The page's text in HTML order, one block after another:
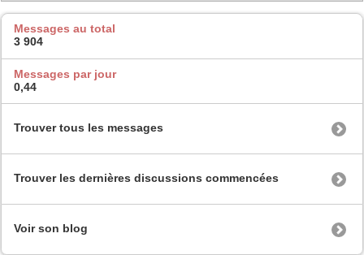
Messages au total
3 904
Messages par jour
0,44
Trouver tous les messages
Trouver les dernières discussions commencées
Voir son blog